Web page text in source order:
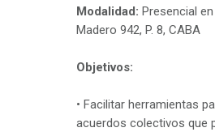
Modalidad: Presencial
Madero 942, P. 8, CABA
Objetivos:
• Facilitar herramientas
acuerdos colectivos que